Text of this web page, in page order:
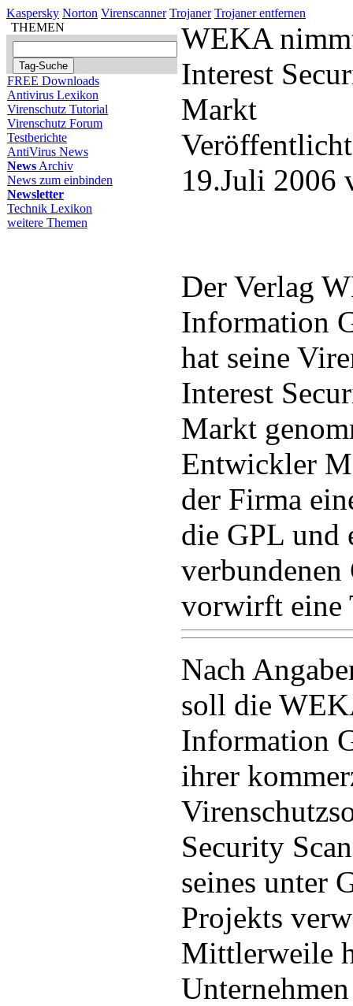
Kaspersky Norton Virenscanner Trojaner Trojaner entfernen
THEMEN
FREE Downloads
Antivirus Lexikon
Virenschutz Tutorial
Virenschutz Forum
Testberichte
AntiVirus News
News Archiv
News zum einbinden
Newsletter
Technik Lexikon
weitere Themen
WEKA
Interest
Markt
19.Juli 2006
Der Verlag
Information
hat seine
Interest
Markt
Entwickler
der Firma
die GPL und
verbundenen
vorwirft eine
Nach
soll die
Information
ihrer
Security
seines unter
Projekts
Mittlerweile